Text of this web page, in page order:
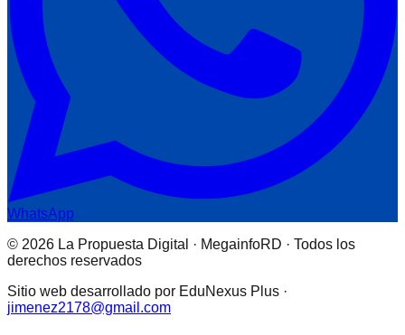
WhatsApp
© 2026 La Propuesta Digital · MegainfoRD · Todos los
derechos reservados
Sitio web desarrollado por EduNexus Plus ·
jimenez2178@gmail.com